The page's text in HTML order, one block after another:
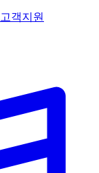
고객지원